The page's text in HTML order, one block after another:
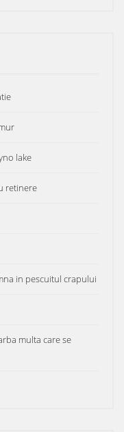
lake
retinere
in pescuitul crapului
multa care se